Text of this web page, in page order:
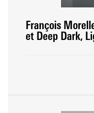
François
et Deep Dark,